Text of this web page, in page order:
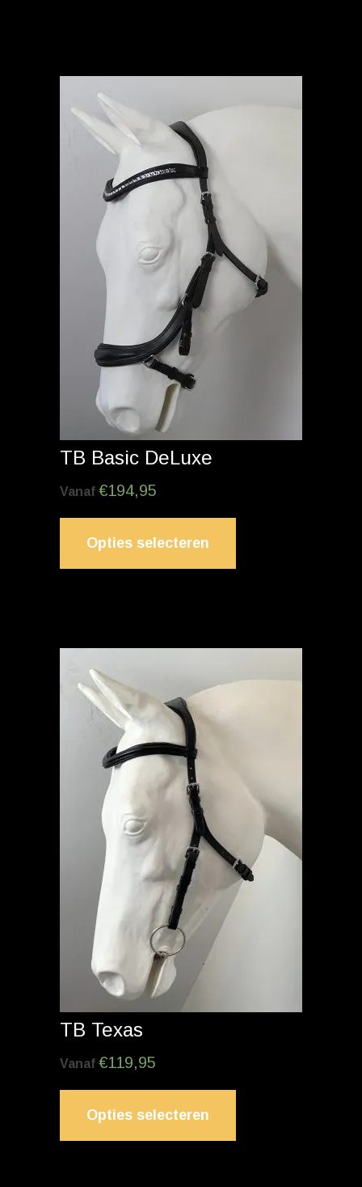
TB Basic DeLuxe
Vanaf €194,95
Opties selecteren
TB Texas
Vanaf €119,95
Opties selecteren